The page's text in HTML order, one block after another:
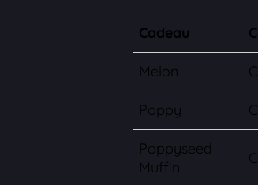
Cadeau
Melon
Poppy
Poppyseed
Muffin